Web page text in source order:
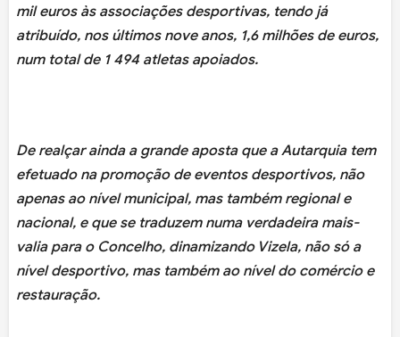
mil euros às associações desportivas, tendo já
atribuído, nos últimos nove anos, 1,6 milhões de euros,
num total de 1 494 atletas apoiados.
De realçar ainda a grande aposta que a Autarquia tem
efetuado na promoção de eventos desportivos, não
apenas ao nível municipal, mas também regional e
nacional, e que se traduzem numa verdadeira mais-
valia para o Concelho, dinamizando Vizela, não só a
nível desportivo, mas também ao nível do comércio e
restauração.